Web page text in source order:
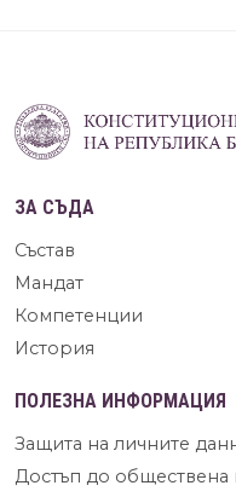
ЗА СЪДА
Състав
Мандат
Компетенции
История
ПОЛЕЗНА ИНФОРМАЦИЯ
Защита на личните
Достъп до